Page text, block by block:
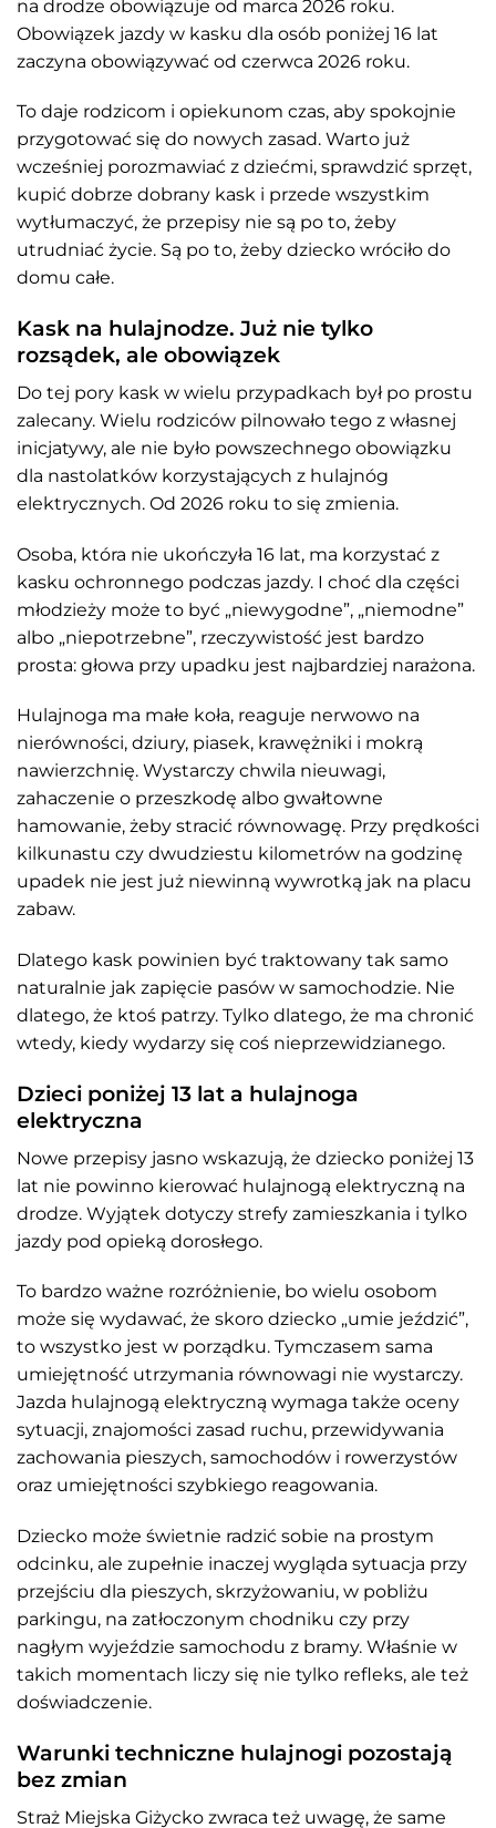
na drodze obowiązuje od marca 2026 roku.
Obowiązek jazdy w kasku dla osób poniżej 16 lat
zaczyna obowiązywać od czerwca 2026 roku.
To daje rodzicom i opiekunom czas, aby spokojnie
przygotować się do nowych zasad. Warto już
wcześniej porozmawiać z dziećmi, sprawdzić sprzęt,
kupić dobrze dobrany kask i przede wszystkim
wytłumaczyć, że przepisy nie są po to, żeby
utrudniać życie. Są po to, żeby dziecko wróciło do
domu całe.
Kask na hulajnodze. Już nie tylko
rozsądek, ale obowiązek
Do tej pory kask w wielu przypadkach był po prostu
zalecany. Wielu rodziców pilnowało tego z własnej
inicjatywy, ale nie było powszechnego obowiązku
dla nastolatków korzystających z hulajnóg
elektrycznych. Od 2026 roku to się zmienia.
Osoba, która nie ukończyła 16 lat, ma korzystać z
kasku ochronnego podczas jazdy. I choć dla części
młodzieży może to być „niewygodne”, „niemodne”
albo „niepotrzebne”, rzeczywistość jest bardzo
prosta: głowa przy upadku jest najbardziej narażona.
Hulajnoga ma małe koła, reaguje nerwowo na
nierówności, dziury, piasek, krawężniki i mokrą
nawierzchnię. Wystarczy chwila nieuwagi,
zahaczenie o przeszkodę albo gwałtowne
hamowanie, żeby stracić równowagę. Przy prędkości
kilkunastu czy dwudziestu kilometrów na godzinę
upadek nie jest już niewinną wywrotką jak na placu
zabaw.
Dlatego kask powinien być traktowany tak samo
naturalnie jak zapięcie pasów w samochodzie. Nie
dlatego, że ktoś patrzy. Tylko dlatego, że ma chronić
wtedy, kiedy wydarzy się coś nieprzewidzianego.
Dzieci poniżej 13 lat a hulajnoga
elektryczna
Nowe przepisy jasno wskazują, że dziecko poniżej 13
lat nie powinno kierować hulajnogą elektryczną na
drodze. Wyjątek dotyczy strefy zamieszkania i tylko
jazdy pod opieką dorosłego.
To bardzo ważne rozróżnienie, bo wielu osobom
może się wydawać, że skoro dziecko „umie jeździć”,
to wszystko jest w porządku. Tymczasem sama
umiejętność utrzymania równowagi nie wystarczy.
Jazda hulajnogą elektryczną wymaga także oceny
sytuacji, znajomości zasad ruchu, przewidywania
zachowania pieszych, samochodów i rowerzystów
oraz umiejętności szybkiego reagowania.
Dziecko może świetnie radzić sobie na prostym
odcinku, ale zupełnie inaczej wygląda sytuacja przy
przejściu dla pieszych, skrzyżowaniu, w pobliżu
parkingu, na zatłoczonym chodniku czy przy
nagłym wyjeździe samochodu z bramy. Właśnie w
takich momentach liczy się nie tylko refleks, ale też
doświadczenie.
Warunki techniczne hulajnogi pozostają
bez zmian
Straż Miejska Giżycko zwraca też uwagę, że same